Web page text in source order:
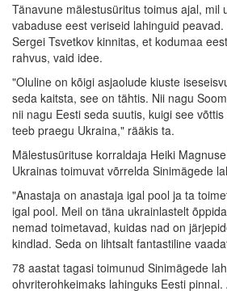
Tänavune mälestusüritus toimus ajal, mil
vabaduse eest veriseid lahinguid
Sergei Tsvetkov kinnitas, et kodumaa
rahvus, vaid idee.
"Oluline on kõigi asjaolude kiuste
seda kaitsta, see on tähtis. Nii nagu
nii nagu Eesti seda suutis, kuigi see
teeb praegu Ukraina," rääkis ta.
Mälestusürituse korraldaja Heiki
Ukrainas toimuvat võrrelda Sinimägede
"Anastaja on anastaja igal pool ja ta
igal pool. Meil on täna ukrainlastelt
nemad toimetavad, kuidas nad on
kindlad. Seda on lihtsalt fantastiline
78 aastat tagasi toimunud Sinimägede
ohvriterohkeimaks lahinguks Eesti